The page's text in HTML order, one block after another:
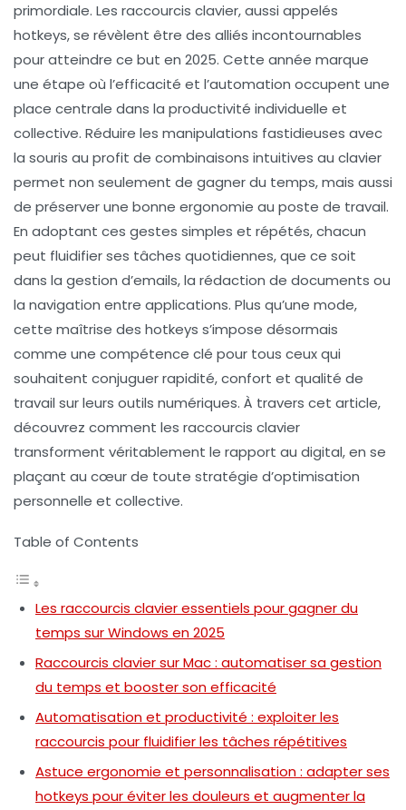
primordiale. Les raccourcis clavier, aussi appelés
hotkeys, se révèlent être des alliés incontournables
pour atteindre ce but en 2025. Cette année marque
une étape où l’efficacité et l’automation occupent une
place centrale dans la productivité individuelle et
collective. Réduire les manipulations fastidieuses avec
la souris au profit de combinaisons intuitives au clavier
permet non seulement de gagner du temps, mais aussi
de préserver une bonne ergonomie au poste de travail.
En adoptant ces gestes simples et répétés, chacun
peut fluidifier ses tâches quotidiennes, que ce soit
dans la gestion d’emails, la rédaction de documents ou
la navigation entre applications. Plus qu’une mode,
cette maîtrise des hotkeys s’impose désormais
comme une compétence clé pour tous ceux qui
souhaitent conjuguer rapidité, confort et qualité de
travail sur leurs outils numériques. À travers cet article,
découvrez comment les raccourcis clavier
transforment véritablement le rapport au digital, en se
plaçant au cœur de toute stratégie d’optimisation
personnelle et collective.
Table of Contents
Les raccourcis clavier essentiels pour gagner du
temps sur Windows en 2025
Raccourcis clavier sur Mac : automatiser sa gestion
du temps et booster son efficacité
Automatisation et productivité : exploiter les
raccourcis pour fluidifier les tâches répétitives
Astuce ergonomie et personnalisation : adapter ses
hotkeys pour éviter les douleurs et augmenter la